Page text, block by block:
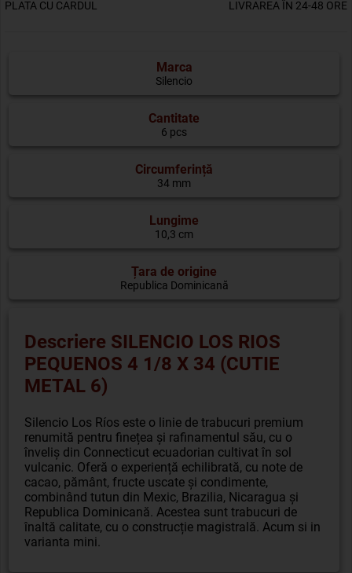
PLATA CU CARDUL LIVRAREA ÎN 24-48 ORE
Marca
Silencio
Cantitate
6 pcs
Circumferință
34 mm
Lungime
10,3 cm
Țara de origine
Republica Dominicană
Descriere SILENCIO LOS RIOS
PEQUENOS 4 1/8 X 34 (CUTIE
METAL 6)
Silencio Los Ríos este o linie de trabucuri premium
renumită pentru finețea și rafinamentul său, cu o
înveliș din Connecticut ecuadorian cultivat în sol
vulcanic. Oferă o experiență echilibrată, cu note de
cacao, pământ, fructe uscate și condimente,
combinând tutun din Mexic, Brazilia, Nicaragua și
Republica Dominicană. Acestea sunt trabucuri de
înaltă calitate, cu o construcție magistrală. Acum si in
varianta mini.